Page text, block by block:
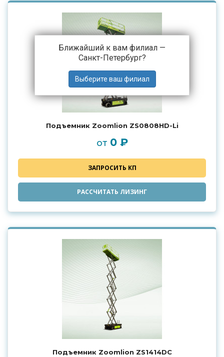
Ближайший к вам филиал —
Санкт-Петербург?
Подъемник Zoomlion ZS0808HD-Li
от 0 ₽
ЗАПРОСИТЬ КП
РАССЧИТАТЬ ЛИЗИНГ
Подъемник Zoomlion ZS1414DС